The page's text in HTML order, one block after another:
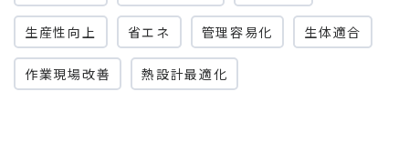
生産性向上 省エネ 管理容易化 生体適合
作業現場改善 熱設計最適化